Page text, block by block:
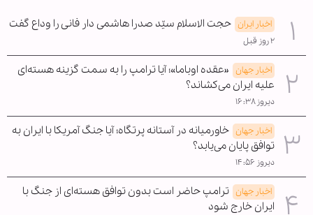
اخبار ایران حجت الاسلام سیّد صدرا هاشمی دار فانی را وداع گفت
۲ روز قبل
اخبار جهان «عقده اوباما»؛ آیا ترامپ را به سمت گزینه هسته‌ای
علیه ایران می‌کشاند؟
دیروز ۱۶:۳۸
اخبار جهان خاورمیانه در آستانه پرتگاه؛ آیا جنگ آمریکا با ایران به
توافق پایان می‌یابد؟
دیروز ۱۴:۵۶
اخبار جهان ترامپ حاضر است بدون توافق هسته‌ای از جنگ با
ایران خارج شود